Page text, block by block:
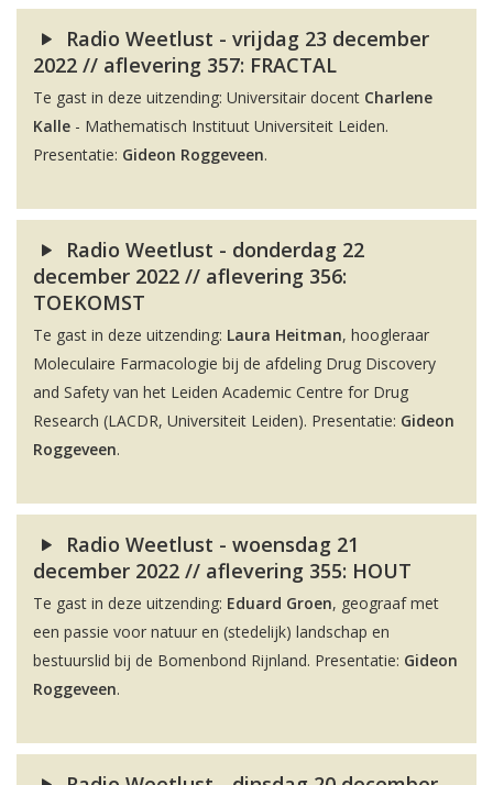
Radio Weetlust - vrijdag 23 december
2022 // aflevering 357: FRACTAL
Te gast in deze uitzending: Universitair docent Charlene
Kalle - Mathematisch Instituut Universiteit Leiden.
Presentatie: Gideon Roggeveen.
Radio Weetlust - donderdag 22
december 2022 // aflevering 356:
TOEKOMST
Te gast in deze uitzending: Laura Heitman, hoogleraar
Moleculaire Farmacologie bij de afdeling Drug Discovery
and Safety van het Leiden Academic Centre for Drug
Research (LACDR, Universiteit Leiden). Presentatie: Gideon
Roggeveen.
Radio Weetlust - woensdag 21
december 2022 // aflevering 355: HOUT
Te gast in deze uitzending: Eduard Groen, geograaf met
een passie voor natuur en (stedelijk) landschap en
bestuurslid bij de Bomenbond Rijnland. Presentatie: Gideon
Roggeveen.